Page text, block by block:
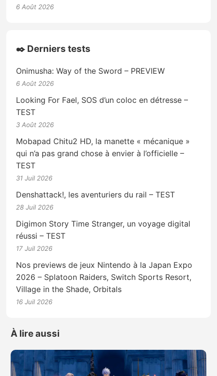
6 Août 2026
✒️ Derniers tests
Onimusha: Way of the Sword – PREVIEW
6 Août 2026
Looking For Fael, SOS d’un coloc en détresse –
TEST
3 Août 2026
Mobapad Chitu2 HD, la manette « mécanique »
qui n’a pas grand chose à envier à l’officielle –
TEST
31 Juil 2026
Denshattack!, les aventuriers du rail – TEST
28 Juil 2026
Digimon Story Time Stranger, un voyage digital
réussi – TEST
17 Juil 2026
Nos previews de jeux Nintendo à la Japan Expo
2026 – Splatoon Raiders, Switch Sports Resort,
Village in the Shade, Orbitals
16 Juil 2026
À lire aussi